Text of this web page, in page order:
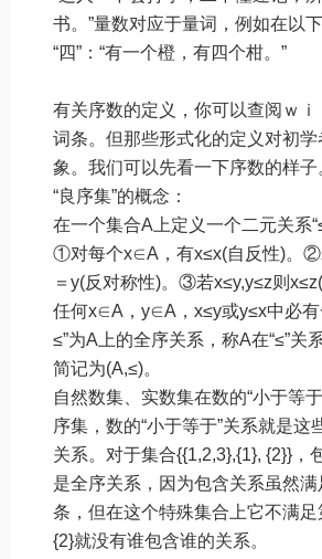
书。”量数对应于量词，例如在以下
“四”：“有一个橙，有四个柑。”
有关序数的定义，你可以查阅ｗｉ
词条。但那些形式化的定义对初
象。我们可以先看一下序数的样
“良序集”的概念：
在一个集合A上定义一个二元关系
①对每个x∈A，有x≤x(自反性)。②
＝y(反对称性)。③若x≤y,y≤z则
任何x∈A，y∈A，x≤y或y≤x中必有
≤”为A上的全序关系，称A在“≤”关
简记为(A,≤)。
自然数集、实数集在数的“小于等
序集，数的“小于等于”关系就是这
关系。对于集合{{1,2,3},{1}, {2}}，
是全序关系，因为包含关系虽然
条，但在这个特殊集合上它不满足
{2}就没有谁包含谁的关系。